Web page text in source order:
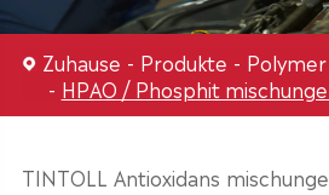
Zuhause Produkte
HPAO / Phosphit
TINTOLL Antioxidans